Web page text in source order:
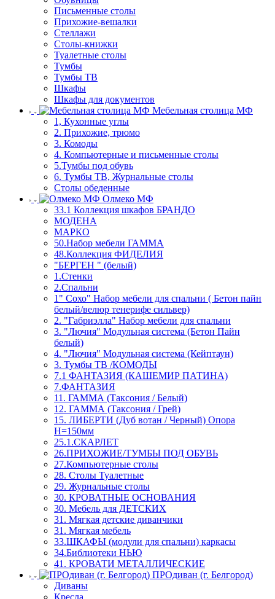
Письменные столы
Прихожие-вешалки
Стеллажи
Столы-книжки
Туалетные столы
Тумбы
Тумбы ТВ
Шкафы
Шкафы для документов
Мебельная столица МФ
1, Кухонные углы
2. Прихожие, трюмо
3. Комоды
4. Компьютерные и письменные столы
5.Тумбы под обувь
6. Тумбы ТВ, Журнальные столы
Столы обеденные
Олмеко МФ
33.1 Коллекция шкафов БРАНДО
МОДЕНА
МАРКО
50.Набор мебели ГАММА
48.Коллекция ФИДЕЛИЯ
"БЕРГЕН " (белый)
1.Стенки
2.Спальни
1" Сохо" Набор мебели для спальни ( Бетон пайн
белый/велюр тенерифе сильвер)
2. "Габриэлла" Набор мебели для спальни
3. "Лючия" Модульная система (Бетон Пайн
белый)
4. "Лючия" Модульная система (Кейптаун)
3. Тумбы ТВ /КОМОДЫ
7.1 ФАНТАЗИЯ (КАШЕМИР ПАТИНА)
7.ФАНТАЗИЯ
11. ГАММА (Таксония / Белый)
12. ГАММА (Таксония / Грей)
15. ЛИБЕРТИ (Дуб вотан / Черный) Опора
Н=150мм
25.1.СКАРЛЕТ
26.ПРИХОЖИЕ/ТУМБЫ ПОД ОБУВЬ
27.Компьютерные столы
28. Столы Туалетные
29. Журнальные столы
30. КРОВАТНЫЕ ОСНОВАНИЯ
30. Мебель для ДЕТСКИХ
31. Мягкая детские диванчики
31. Мягкая мебель
33.ШКАФЫ (модули для спальни) каркасы
34.Библиотеки НЬЮ
41. КРОВАТИ МЕТАЛЛИЧЕСКИЕ
ПРОдиван (г. Белгород)
Диваны
Кресла